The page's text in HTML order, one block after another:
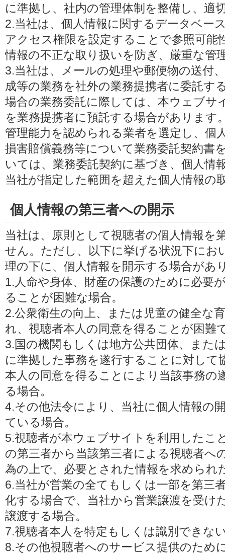
に準拠し、社内の管理体制を整備し、適
2.当社は、個人情報に関するデータベー
アクセス権限を設定することで参照可能
情報の不正な取り扱いを防ぎ、厳重な管
3.当社は、メールの処理や郵便物の送付
成等の業務を社外の業務提携者に委託す
場合の業務委託に際しては、本ウェブサ
を業務提携者に預託する場合があります
管理能力を認められる業者を選定し、個
損害賠償義務等について業務委託契約書
いては、業務委託契約に基づき、個人情
当社が指定した範囲を超えた個人情報の
個人情報の第三者への開示
当社は、原則として視聴者の個人情報を
せん。ただし、以下に挙げる状況下にお
理の下に、個人情報を開示する場合があ
1.人命や身体、財産の保護のために必要
ることが困難な場合。
2.公衆衛生の向上、または児童の健全な
れ、視聴者本人の同意を得ることが困難
3.国の機関もしくは地方公共団体、また
に準拠した事務を遂行することに対して
本人の同意を得ることにより当該事務の
る場合。
4.その他法令により、当社に個人情報の
ている場合。
5.視聴者が本ウェブサイトを利用したこ
の第三者から当該第三者による視聴者へ
為の上で、必要とされた情報を求められ
6.当社が営業の全てもしくは一部を第三
化する場合で、当社から営業譲渡を受け
譲渡する場合。
7.視聴者本人を特定もしくは識別できな
8.その他視聴者へのサービス提供のため